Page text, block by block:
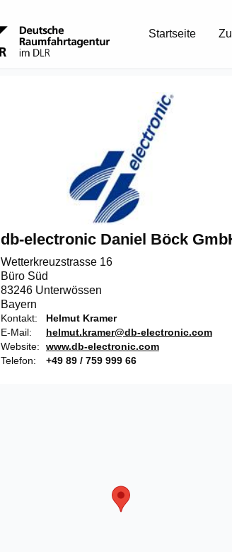
Startseite
db-electronic Daniel Böck
Wetterkreuzstrasse 16
Büro Süd
83246 Unterwössen
Bayern
Kontakt
Helmut Kramer
E-Mail
helmut.kramer@db-electronic.com
Website
www.db-electronic.com
Telefon
+49 89 / 759 999 66